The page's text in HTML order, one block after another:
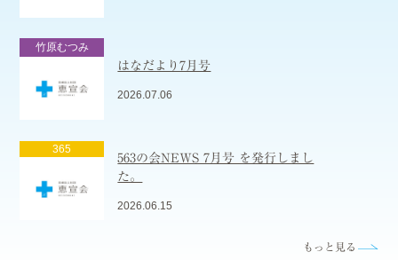
竹原むつみ
2026.07.06
はなだより7月号
365
2026.06.15
563の会NEWS 7月号 を発行しまし
た。
もっと見る